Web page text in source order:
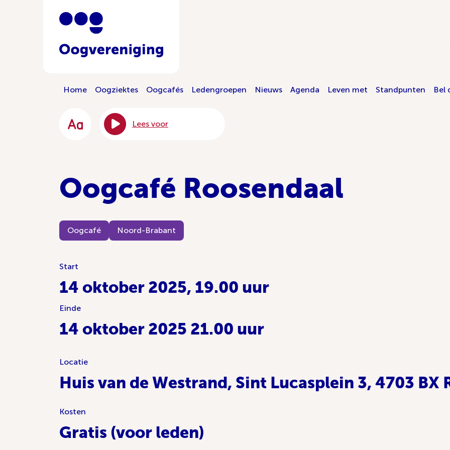
Home Oogziektes Oogcafés Ledengroepen Nieuws Agenda Leven met Standpunten Bel
Lees voor
Oogcafé Roosendaal
Oogcafé Noord-Brabant
Start
14 oktober 2025, 19.00 uur
Einde
14 oktober 2025 21.00 uur
Locatie
Huis van de Westrand, Sint Lucasplein 3, 4703 BX
Kosten
Gratis (voor leden)